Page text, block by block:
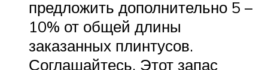
предложить дополнительно 5 –
10% от общей длины
заказанных плинтусов.
Соглашайтесь. Этот запас